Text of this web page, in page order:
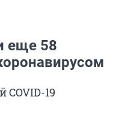
еще 58
COVID-19